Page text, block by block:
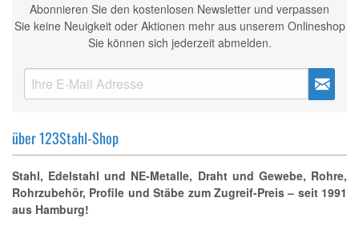
Abonnieren Sie den kostenlosen Newsletter und verpassen
Sie keine Neuigkeit oder Aktionen mehr aus unserem Onlineshop
Sie können sich jederzeit abmelden.
über 123Stahl-Shop
Stahl, Edelstahl und NE-Metalle, Draht und Gewebe, Rohre,
Rohrzubehör, Profile und Stäbe zum Zugreif-Preis – seit 1991
aus Hamburg!